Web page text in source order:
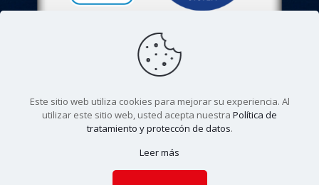
reservados. |Aviso de privacidad
Este sitio web utiliza cookies para mejorar su experiencia. Al
utilizar este sitio web, usted acepta nuestra Política de
tratamiento y proteccón de datos.
Leer más